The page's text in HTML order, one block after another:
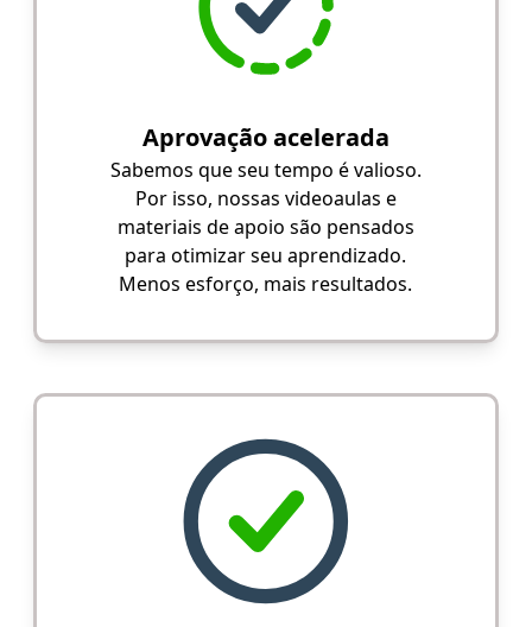
Aprovação acelerada
Sabemos que seu tempo é valioso.
Por isso, nossas videoaulas e
materiais de apoio são pensados
para otimizar seu aprendizado.
Menos esforço, mais resultados.